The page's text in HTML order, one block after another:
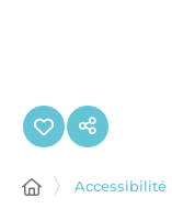
Accessibilité